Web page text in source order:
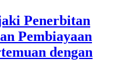
Penerbitan
Pembiayaan
dengan